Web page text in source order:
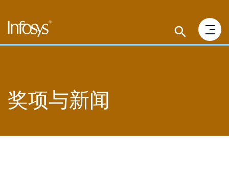
奖项与新闻